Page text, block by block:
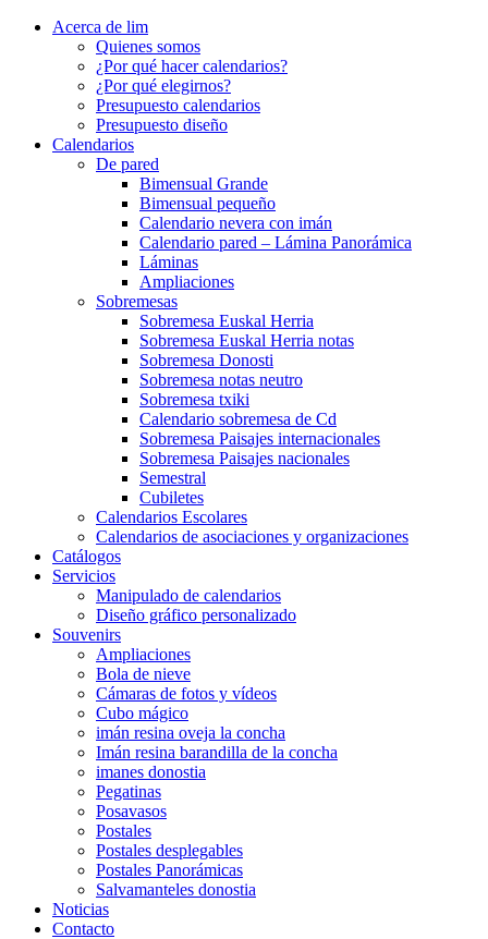
Acerca de lim
Quienes somos
¿Por qué hacer calendarios?
¿Por qué elegirnos?
Presupuesto calendarios
Presupuesto diseño
Calendarios
De pared
Bimensual Grande
Bimensual pequeño
Calendario nevera con imán
Calendario pared – Lámina Panorámica
Láminas
Ampliaciones
Sobremesas
Sobremesa Euskal Herria
Sobremesa Euskal Herria notas
Sobremesa Donosti
Sobremesa notas neutro
Sobremesa txiki
Calendario sobremesa de Cd
Sobremesa Paisajes internacionales
Sobremesa Paisajes nacionales
Semestral
Cubiletes
Calendarios Escolares
Calendarios de asociaciones y organizaciones
Catálogos
Servicios
Manipulado de calendarios
Diseño gráfico personalizado
Souvenirs
Ampliaciones
Bola de nieve
Cámaras de fotos y vídeos
Cubo mágico
imán resina oveja la concha
Imán resina barandilla de la concha
imanes donostia
Pegatinas
Posavasos
Postales
Postales desplegables
Postales Panorámicas
Salvamanteles donostia
Noticias
Contacto